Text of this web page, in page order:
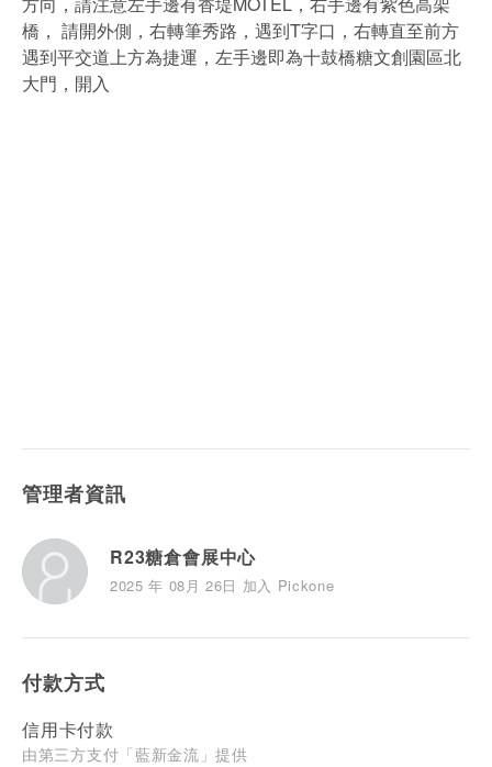
橋， 請開外側，右轉筆秀路，遇到T字口，右轉直至前方
遇到平交道上方為捷運，左手邊即為十鼓橋糖文創園區北
大門，開入
管理者資訊
R23糖倉會展中心
2025 年 08月 26日 加入 Pickone
付款方式
信用卡付款
由第三方支付「藍新金流」提供